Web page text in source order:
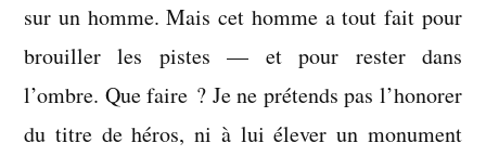
sur un homme. Mais cet homme a tout fait pour
brouiller les pistes — et pour rester dans
l’ombre. Que faire ? Je ne prétends pas l’honorer
du titre de héros, ni à lui élever un monument